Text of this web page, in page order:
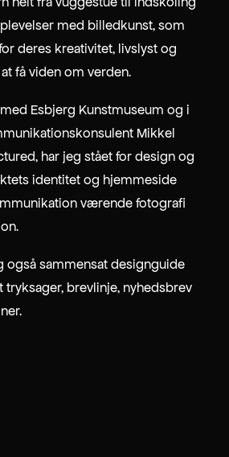
med billedkunst, som
deres kreativitet, livslyst og
få viden om verden.
Esbjerg Kunstmuseum og i
Mikkel
, har jeg stået for design og
identitet og hjemmeside
værende fotografi
også sammensat designguide
brevlinje, nyhedsbrev